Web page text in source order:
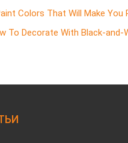
Colors That Will Make You
To Decorate With Black-and-